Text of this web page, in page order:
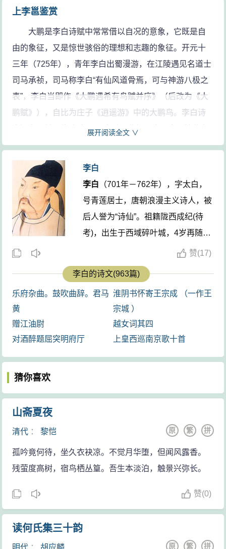
350-351
2、葛景春.李白《上李邕》写于蜀中[J].社会科学研究,1986,06.
3、周啸天 等．唐诗鉴赏辞典补编．成都：四川文艺出版社，
1990：158-159
上李邕鉴赏
大鹏是李白诗赋中常常借以自况的意象，它既是自
由的象征，又是惊世骇俗的理想和志趣的象征。开元十
三年（725年），青年李白出蜀漫游，在江陵遇见名道士
司马承祯，司马称李白“有仙风道骨焉，可与神游八极之
表”，李白当即作《大鹏遇希有鸟赋并序》（后改为《大
鹏赋》），自比为庄子《逍遥游》中的大鹏鸟。李白诗
中还有一首《临路歌》：“大鹏飞兮振八裔，中天摧兮力
不济。余风激兮万世，游扶桑兮挂石袂。后人得之传
此，仲尼亡兮谁为出涕？”据唐李华《故翰林学士李君墓
志铭序》云，李白“赋《临终歌》而卒”。后人认为可能就
是这首《临路歌》，“路”或为“终”之误写。可见李白终生
引大鹏自喻之意。按此诗语气直率不谦，故前人有疑非
李白之作者，亦有信为李白之作而辨之者。参詹锳主编
前四句中李白以大鹏自比。大鹏是《庄子·逍遥游》
中的神鸟，传说这只神鸟其大“不知其几千里也”，“其翼若
垂天之云”，翅膀拍下水就是三千里，扶摇直上，可高达
九万里。大鹏鸟是庄子哲学中自由的象征，理想的图
腾。李白年轻时胸怀大志，非常自负，又深受道家哲学
的影响，心中充满了浪漫的幻想和宏伟的抱负。这只大
鹏即使不借助风的力量，以它的翅膀一搧，也能将沧溟
之水一簸而干，这里极力夸张大鹏的神力。在这前四句
诗的后四句，是对李邕怠慢态度的回答：“世人”指当
时的凡夫俗子，显然也包括李邕在内，因为此诗是直接
给李邕的，所以措词较为婉转，表面上只是指斥“世人”。
“殊调”指不同凡响的言论。李白的宏大抱负，常常不被世
邕这样的名人竟与凡夫俗子一般见识，于是，就抬出圣
人识拔后生的故事反唇相讥。《论语·子罕》中说：“子
曰：“后生可畏。焉知来者之不如今也？”这两句意为孔老
展开阅读全文 ∨
李白
李白 （701年－762年），字太白，
号青莲居士，唐朝浪漫主义诗人，被
后人誉为“诗仙”。祖籍陇西成纪(待
考)，出生于西域碎叶城，4岁再随父
存世诗文千余
篇，有《李太白集》传世。762年病
逝，享年61岁。其墓在今安徽当涂，
四川江油、湖北安陆有纪念馆。 ...
赞(17)
李白的诗文(963篇)
乐府杂曲。鼓吹曲辞。君马
黄
淮阴书怀寄王宗成 （一作王
宗城 ）
赠江油尉
越女词其四
对酒醉题屈突明府厅
上皇西巡南京歌十首
猜你喜欢
山斋夏夜
清代 ：黎恺 拼
繁
原
孤吟竟何待，坐久衣袂凉。不觉月华堕，但闻风露香。
残萤度高树，宿鸟栖丛篁。吾生本淡泊，触景兴弥长。
赞(0)
读何氏集三十韵
明代 ：胡应麟 拼
繁
原